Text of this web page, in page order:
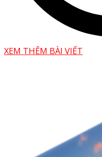
XEM THÊM BÀI VIẾT